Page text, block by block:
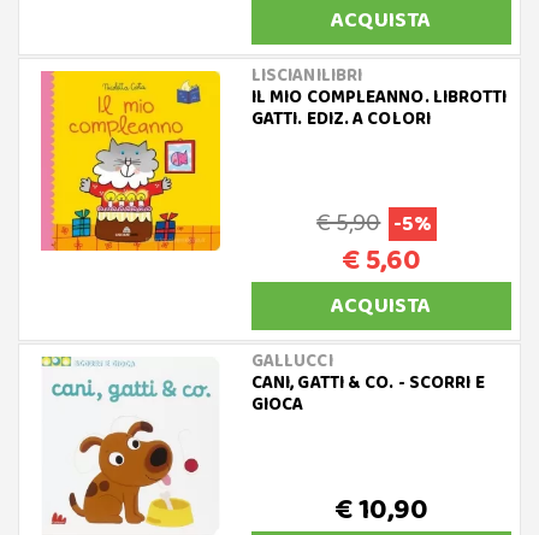
ACQUISTA
LISCIANILIBRI
IL MIO COMPLEANNO. LIBROTTI
GATTI. EDIZ. A COLORI
€ 5,90 -5%
€ 5,60
ACQUISTA
GALLUCCI
CANI, GATTI & CO. - SCORRI E
GIOCA
€ 10,90